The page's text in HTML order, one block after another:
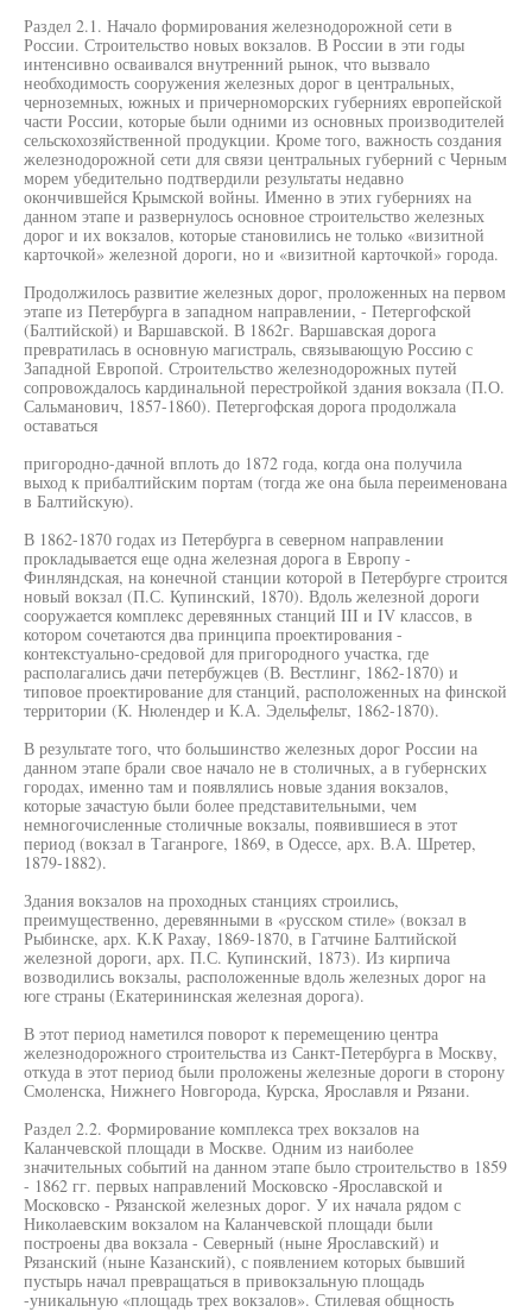
Раздел 2.1. Начало формирования железнодорожной сети в
России. Строительство новых вокзалов. В России в эти годы
интенсивно осваивался внутренний рынок, что вызвало
необходимость сооружения железных дорог в центральных,
черноземных, южных и причерноморских губерниях европейской
части России, которые были одними из основных производителей
сельскохозяйственной продукции. Кроме того, важность создания
железнодорожной сети для связи центральных губерний с Черным
морем убедительно подтвердили результаты недавно
окончившейся Крымской войны. Именно в этих губерниях на
данном этапе и развернулось основное строительство железных
дорог и их вокзалов, которые становились не только «визитной
карточкой» железной дороги, но и «визитной карточкой» города.
Продолжилось развитие железных дорог, проложенных на первом
этапе из Петербурга в западном направлении, - Петергофской
(Балтийской) и Варшавской. В 1862г. Варшавская дорога
превратилась в основную магистраль, связывающую Россию с
Западной Европой. Строительство железнодорожных путей
сопровождалось кардинальной перестройкой здания вокзала (П.О.
Сальманович, 1857-1860). Петергофская дорога продолжала
оставаться
пригородно-дачной вплоть до 1872 года, когда она получила
выход к прибалтийским портам (тогда же она была переименована
в Балтийскую).
В 1862-1870 годах из Петербурга в северном направлении
прокладывается еще одна железная дорога в Европу -
Финляндская, на конечной станции которой в Петербурге строится
новый вокзал (П.С. Купинский, 1870). Вдоль железной дороги
сооружается комплекс деревянных станций III и IV классов, в
котором сочетаются два принципа проектирования -
контекстуально-средовой для пригородного участка, где
располагались дачи петербужцев (В. Вестлинг, 1862-1870) и
типовое проектирование для станций, расположенных на финской
территории (К. Нюлендер и К.А. Эдельфельт, 1862-1870).
В результате того, что большинство железных дорог России на
данном этапе брали свое начало не в столичных, а в губернских
городах, именно там и появлялись новые здания вокзалов,
которые зачастую были более представительными, чем
немногочисленные столичные вокзалы, появившиеся в этот
период (вокзал в Таганроге, 1869, в Одессе, арх. В.А. Шретер,
1879-1882).
Здания вокзалов на проходных станциях строились,
преимущественно, деревянными в «русском стиле» (вокзал в
Рыбинске, арх. К.К Рахау, 1869-1870, в Гатчине Балтийской
железной дороги, арх. П.С. Купинский, 1873). Из кирпича
возводились вокзалы, расположенные вдоль железных дорог на
юге страны (Екатерининская железная дорога).
В этот период наметился поворот к перемещению центра
железнодорожного строительства из Санкт-Петербурга в Москву,
откуда в этот период были проложены железные дороги в сторону
Смоленска, Нижнего Новгорода, Курска, Ярославля и Рязани.
Раздел 2.2. Формирование комплекса трех вокзалов на
Каланчевской площади в Москве. Одним из наиболее
значительных событий на данном этапе было строительство в 1859
- 1862 гг. первых направлений Московско -Ярославской и
Московско - Рязанской железных дорог. У их начала рядом с
Николаевским вокзалом на Каланчевской площади были
построены два вокзала - Северный (ныне Ярославский) и
Рязанский (ныне Казанский), с появлением которых бывший
пустырь начал превращаться в привокзальную площадь
-уникальную «площадь трех вокзалов». Стилевая общность